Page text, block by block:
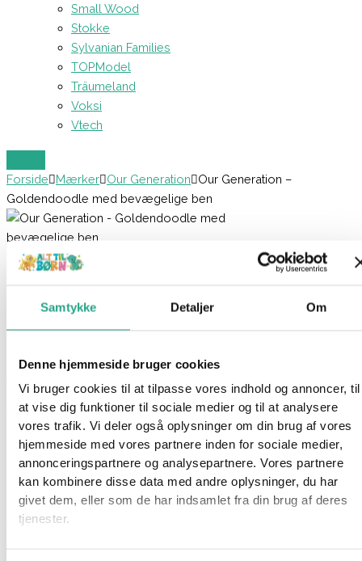
Samtykke Detaljer Om
Denne hjemmeside bruger cookies
Vi bruger cookies til at tilpasse vores indhold og annoncer, til
at vise dig funktioner til sociale medier og til at analysere
vores trafik. Vi deler også oplysninger om din brug af vores
hjemmeside med vores partnere inden for sociale medier,
annonceringspartnere og analysepartnere. Vores partnere
kan kombinere disse data med andre oplysninger, du har
givet dem, eller som de har indsamlet fra din brug af deres
tjenester.
Small Wood
Stokke
Sylvanian Families
TOPModel
Träumeland
Voksi
Vtech
Forside Mærker Our Generation
Our Generation –
Goldendoodle med bevægelige ben
Our Generation – Goldendoodle med
Varenummer8118Kategorier Dukker,Legetøj ,Mærker,Our
Generation
Beskrivelse
Mangler din dukke selskab? Måske en bedste ven?
Så skulle du overveje et kæledyr til hende. Denne søde